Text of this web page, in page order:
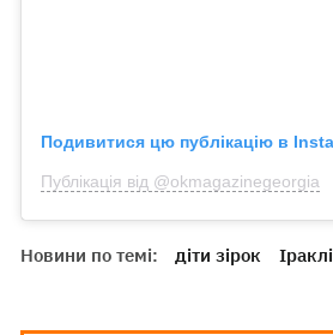
Подивитися цю публікацію в
Публікація від @okmagazinegeorgia
Новини по темі: діти зірок